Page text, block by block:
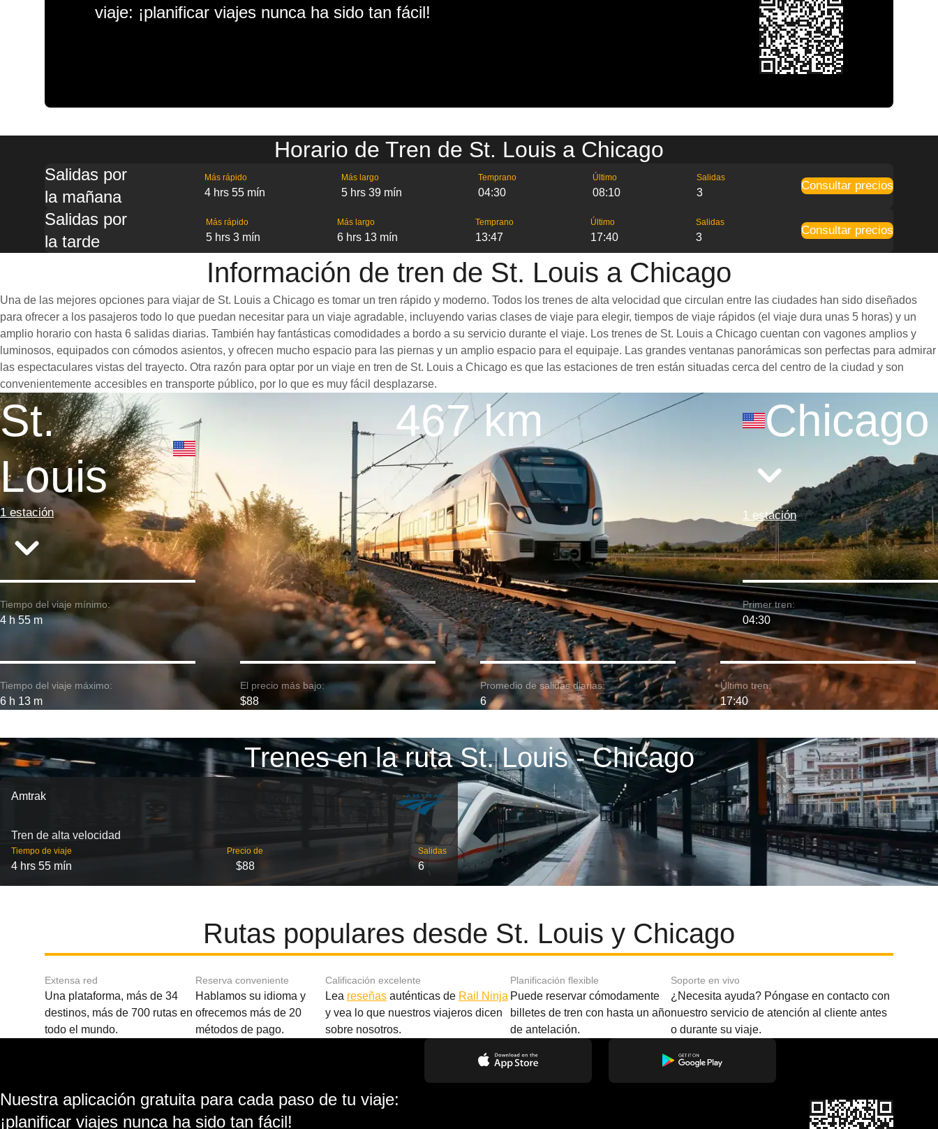
viaje: ¡planificar viajes nunca ha sido tan fácil!
Horario de Tren de St. Louis a Chicago
Salidas por
la mañana
Más rápido
4 hrs 55 mín
Más largo
5 hrs 39 mín
Temprano
04:30
Último
08:10
Salidas
3
Consultar precios
Salidas por
la tarde
Más rápido
5 hrs 3 mín
Más largo
6 hrs 13 mín
Temprano
13:47
Último
17:40
Salidas
3
Consultar precios
Información de tren de St. Louis a Chicago
Una de las mejores opciones para viajar de St. Louis a Chicago es tomar un tren rápido y moderno. Todos los trenes de alta velocidad que circulan entre las ciudades han sido diseñados
para ofrecer a los pasajeros todo lo que puedan necesitar para un viaje agradable, incluyendo varias clases de viaje para elegir, tiempos de viaje rápidos (el viaje dura unas 5 horas) y un
amplio horario con hasta 6 salidas diarias. También hay fantásticas comodidades a bordo a su servicio durante el viaje. Los trenes de St. Louis a Chicago cuentan con vagones amplios y
luminosos, equipados con cómodos asientos, y ofrecen mucho espacio para las piernas y un amplio espacio para el equipaje. Las grandes ventanas panorámicas son perfectas para admirar
las espectaculares vistas del trayecto. Otra razón para optar por un viaje en tren de St. Louis a Chicago es que las estaciones de tren están situadas cerca del centro de la ciudad y son
convenientemente accesibles en transporte público, por lo que es muy fácil desplazarse.
St.
Louis
1 estación
467 km Chicago
1 estación
Tiempo del viaje mínimo:
4 h 55 m
Primer tren:
04:30
Tiempo del viaje máximo:
6 h 13 m
El precio más bajo:
$88
Promedio de salidas diarias:
6
Último tren:
17:40
Trenes en la ruta St. Louis - Chicago
Amtrak
Tren de alta velocidad
Tiempo de viaje
4 hrs 55 mín
Precio de
$88
Salidas
6
Rutas populares desde St. Louis y Chicago
Extensa red
Una plataforma, más de 34
destinos, más de 700 rutas en
todo el mundo.
Reserva conveniente
Hablamos su idioma y
ofrecemos más de 20
métodos de pago.
Calificación excelente
Lea reseñasauténticas de Rail Ninja
y vea lo que nuestros viajeros dicen
sobre nosotros.
Planificación flexible
Puede reservar cómodamente
billetes de tren con hasta un año
de antelación.
Soporte en vivo
¿Necesita ayuda? Póngase en contacto con
nuestro servicio de atención al cliente antes
o durante su viaje.
Nuestra aplicación gratuita para cada paso de tu viaje:
¡planificar viajes nunca ha sido tan fácil!